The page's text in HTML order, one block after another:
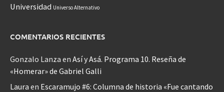
Universidad Universo Alternativo
COMENTARIOS RECIENTES
Gonzalo Lanza en Así y Asá. Programa 10. Reseña de
«Homerar» de Gabriel Galli
Laura en Escaramujo #6: Columna de historia «Fue cantando